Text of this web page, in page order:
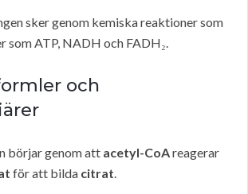
sker genom kemiska reaktioner som
som ATP, NADH och FADH₂.
och
börjar genom att acetyl-CoAreagerar
för att bilda citrat.